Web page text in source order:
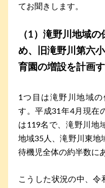
てお聞きします。
（1）滝野川地域
め、旧滝野川第六
育園の増設を計画
1つ目は滝野川地域
す。平成31年4月現在
は119名で、滝野川地
地域35人、滝野川東地
待機児全体の約半数に
こうした状況の中、